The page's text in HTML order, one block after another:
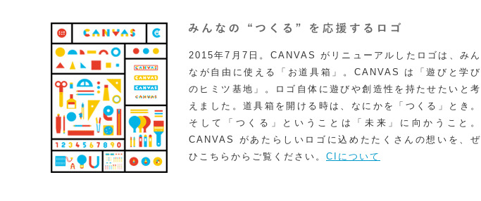
2015年7月7日。CANVAS がリニューアルしたロゴは、みん
なが自由に使える「お道具箱」。CANVAS は「遊びと学び
のヒミツ基地」。ロゴ自体に遊びや創造性を持たせたいと考
えました。道具箱を開ける時は、なにかを「つくる」とき。
そして「つくる」ということは「未来」に向かうこと。
CANVAS があたらしいロゴに込めたたくさんの想いを、ぜ
ひこちらからご覧ください。 CIについて